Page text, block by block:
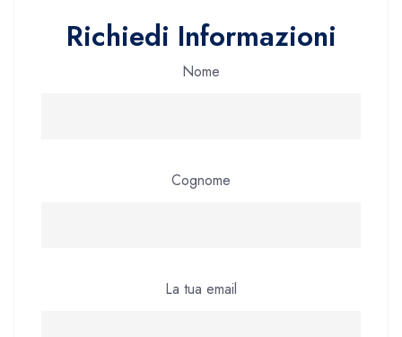
Richiedi Informazioni
Nome
Cognome
La tua email